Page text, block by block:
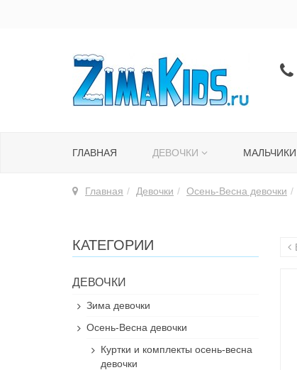
ГЛАВНАЯ ДЕВОЧКИ МАЛЬЧИКИ
Главная Девочки Осень-Весна девочки
КАТЕГОРИИ
ДЕВОЧКИ
Зима девочки
Осень-Весна девочки
Куртки и комплекты осень-весна
девочки